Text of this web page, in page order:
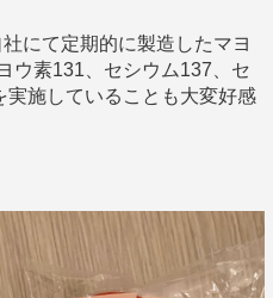
にて定期的に製造したマヨ
ウ素131、セシウム137、セ
実施していることも大変好感